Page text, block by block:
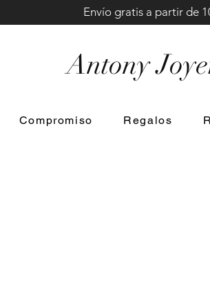
Antony
Envío gratis a partir de
Compromiso Regalos